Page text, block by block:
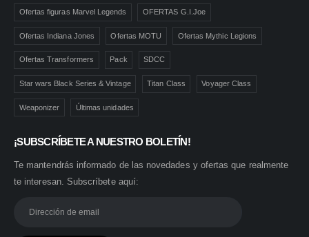
Ofertas figuras Marvel Legends OFERTAS G.I.Joe
Ofertas Indiana Jones Ofertas MOTU Ofertas Mythic Legions
Ofertas Transformers Pack SDCC
Star wars Black Series & Vintage Titan Class Voyager Class
Weaponizer Últimas unidades
¡SUBSCRÍBETE A NUESTRO BOLETÍN!
Te mantendrás informado de las novedades y ofertas que realmente
te interesan. Subscríbete aquí: